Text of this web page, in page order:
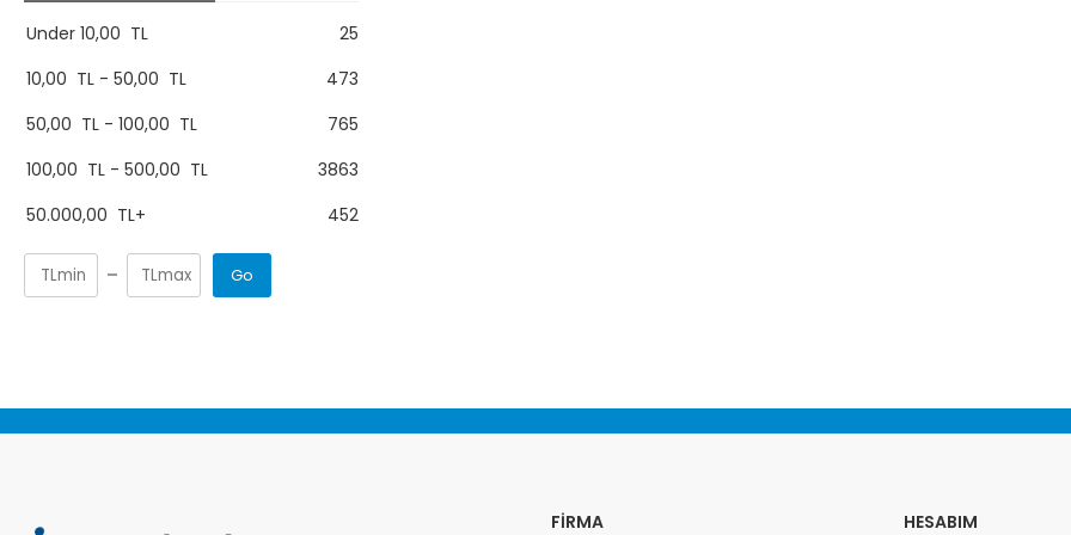
Under 10,00 TL
25
10,00 TL - 50,00 TL
473
50,00 TL - 100,00 TL
765
100,00 TL - 500,00 TL
3863
50.000,00 TL+ 452
Go
FIRMA HESABIM